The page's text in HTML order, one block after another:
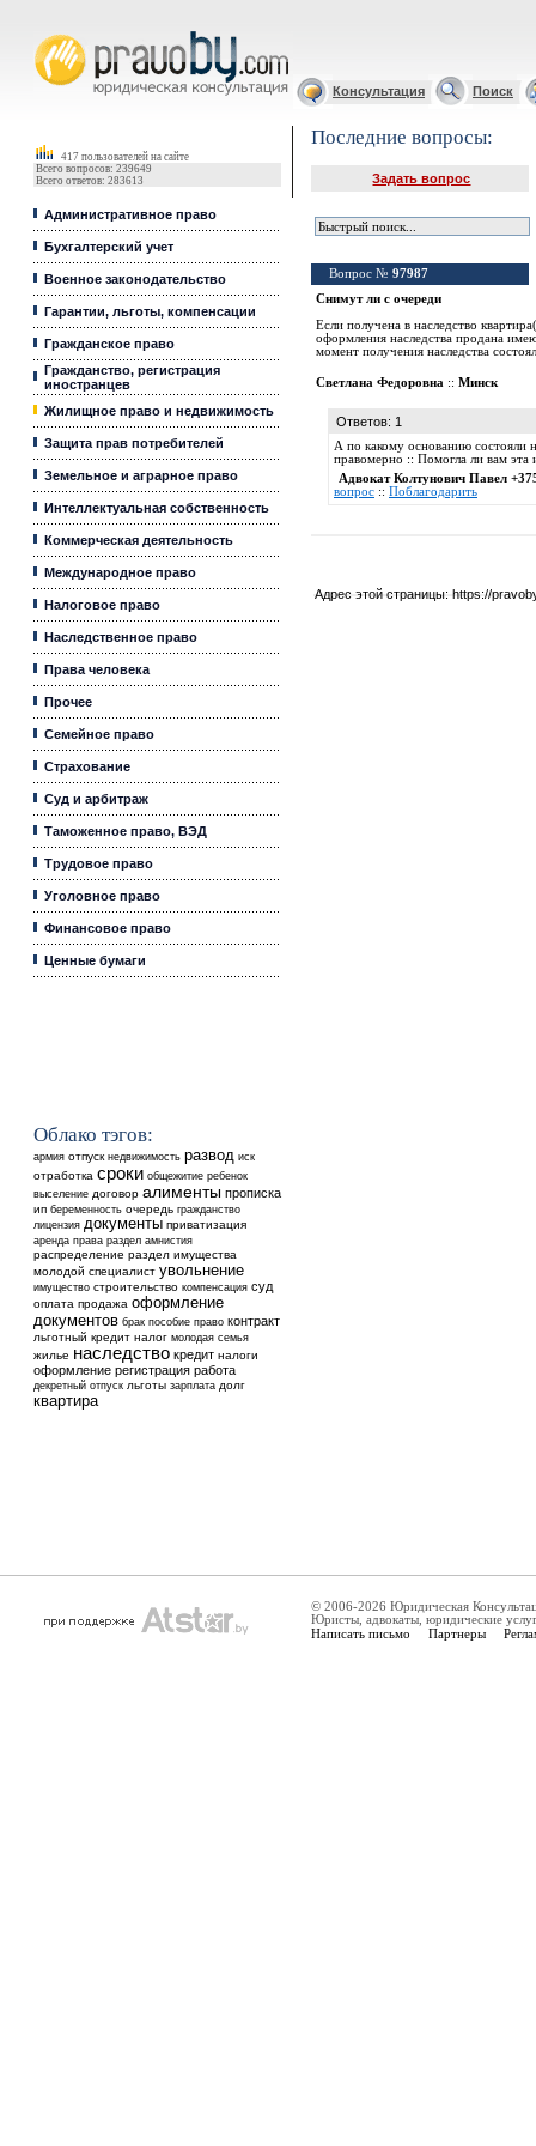
Консультация Поиск
417 пользователей на сайте
Всего вопросов: 239649
Всего ответов: 283613
Административное право
Бухгалтерский учет
Военное законодательство
Гарантии, льготы, компенсации
Гражданское право
Гражданство, регистрация
иностранцев
Жилищное право и недвижимость
Защита прав потребителей
Земельное и аграрное право
Интеллектуальная собственность
Коммерческая деятельность
Международное право
Налоговое право
Наследственное право
Права человека
Прочее
Семейное право
Страхование
Суд и арбитраж
Таможенное право, ВЭД
Трудовое право
Уголовное право
Финансовое право
Ценные бумаги
Облако тэгов:
армия отпуск недвижимость развод иск
отработка сроки общежитие ребенок
выселение договор алименты прописка
ип беременность очередь гражданство
лицензия документы приватизация
аренда права раздел амнистия
распределение раздел имущества
молодой специалист увольнение
имущество строительство компенсация суд
оплата продажа оформление
документов брак пособие право контракт
льготный кредит налог молодая семья
жилье наследство кредит налоги
оформление регистрация работа
декретный отпуск льготы зарплата долг
квартира
Последние вопросы:
Задать вопрос
Вопрос № 97987
Снимут ли с очереди
Если получена в наследство
оформления наследства продана
момент получения наследства
Светлана Федоровна :: Минск
Ответов: 1
А по какому основанию состояли
правомерно :: Помогла ли вам
Адвокат Колтунович Павел
вопрос :: Поблагодарить
Адрес этой страницы: https://
© 2006-2026 Юридическая
Юристы, адвокаты, юридические
Написать письмо Партнеры